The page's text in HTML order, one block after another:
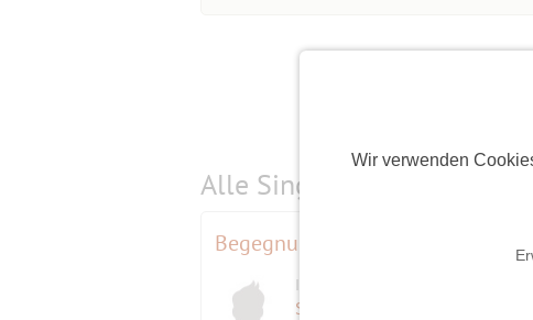
Wir verwenden
Alle Single-Events am
Begegnung mit den Ersten
Initiator
Störtebeker